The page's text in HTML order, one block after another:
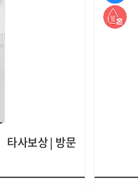
타사보상 | 방문